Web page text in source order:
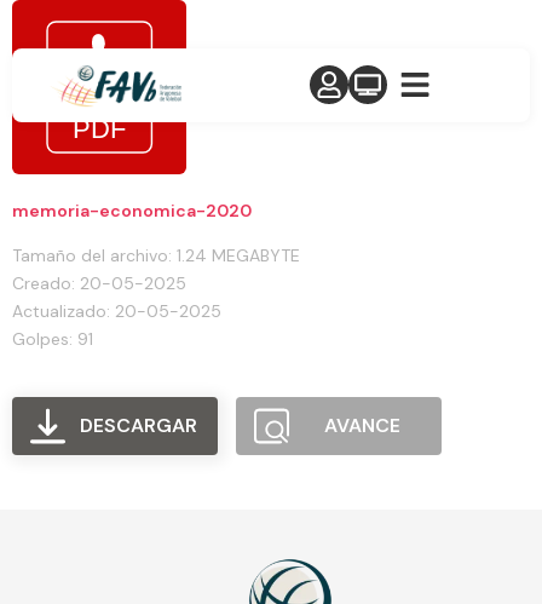
memoria-economica-2020
Tamaño del archivo: 1.24 MEGABYTE
Creado: 20-05-2025
Actualizado: 20-05-2025
Golpes: 91
DESCARGAR AVANCE